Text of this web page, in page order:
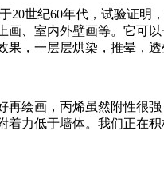
世纪60年代，试验证明
、室内外壁画等。它可
，一层层烘染，推晕，透
绘画，丙烯虽然附性很强
力低于墙体。我们正在